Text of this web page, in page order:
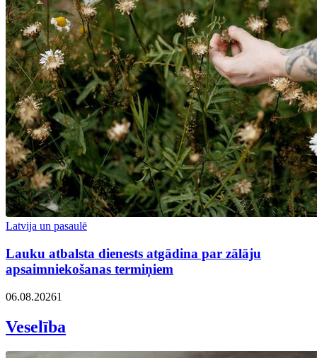
Latvija un pasaulē
Lauku atbalsta dienests atgādina par zālāju
apsaimniekošanas termiņiem
06.08.20261
Veselība